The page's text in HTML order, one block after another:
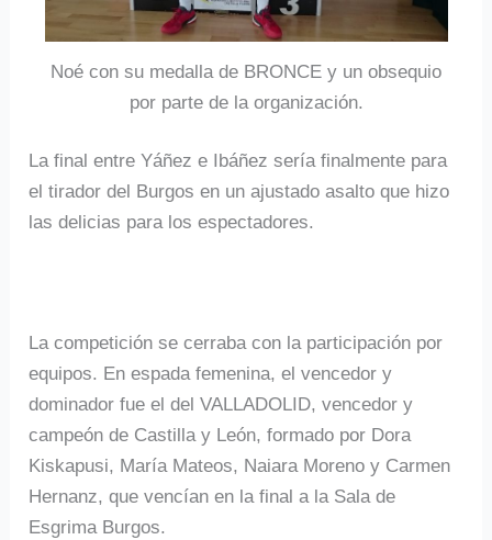
Noé con su medalla de BRONCE y un obsequio
por parte de la organización.
La final entre Yáñez e Ibáñez sería finalmente para
el tirador del Burgos en un ajustado asalto que hizo
las delicias para los espectadores.
La competición se cerraba con la participación por
equipos. En espada femenina, el vencedor y
dominador fue el del VALLADOLID, vencedor y
campeón de Castilla y León, formado por Dora
Kiskapusi, María Mateos, Naiara Moreno y Carmen
Hernanz, que vencían en la final a la Sala de
Esgrima Burgos.